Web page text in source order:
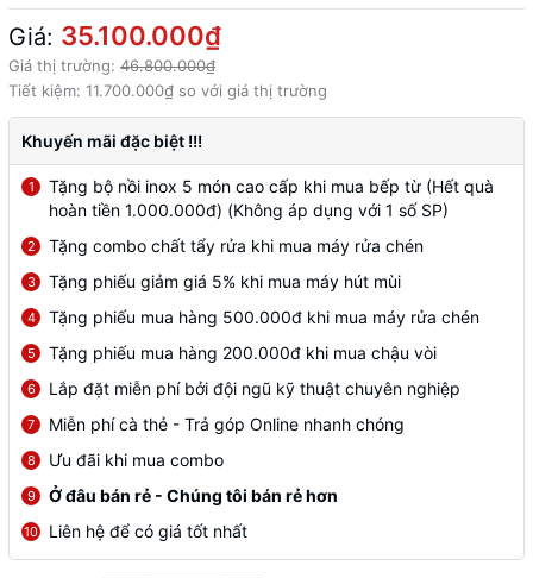
Giá: 35.100.000₫
Giá thị trường: 46.800.000₫
Tiết kiệm: 11.700.000₫ so với giá thị trường
Khuyến mãi đặc biệt !!!
1
Tặng bộ nồi inox 5 món cao cấp khi mua bếp từ (Hết quà
hoàn tiền 1.000.000đ) (Không áp dụng với 1 số SP)
2 Tặng combo chất tẩy rửa khi mua máy rửa chén
3 Tặng phiếu giảm giá 5% khi mua máy hút mùi
4 Tặng phiếu mua hàng 500.000đ khi mua máy rửa chén
5 Tặng phiếu mua hàng 200.000đ khi mua chậu vòi
6 Lắp đặt miễn phí bởi đội ngũ kỹ thuật chuyên nghiệp
7 Miễn phí cà thẻ - Trả góp Online nhanh chóng
8 Ưu đãi khi mua combo
9 Ở đâu bán rẻ - Chúng tôi bán rẻ hơn
10 Liên hệ để có giá tốt nhất